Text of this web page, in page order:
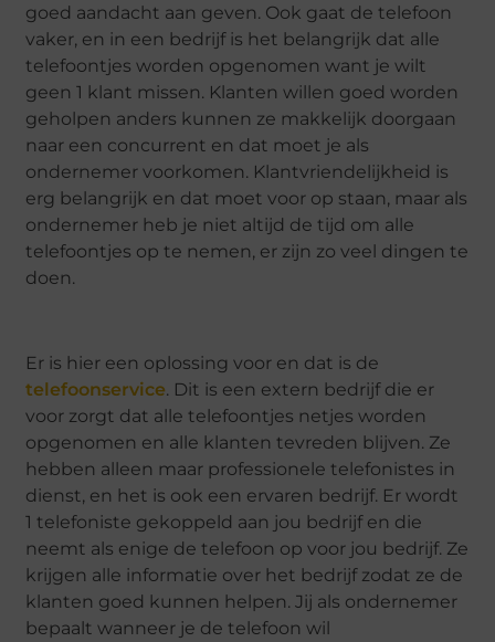
goed aandacht aan geven. Ook gaat de telefoon
vaker, en in een bedrijf is het belangrijk dat alle
telefoontjes worden opgenomen want je wilt
geen 1 klant missen. Klanten willen goed worden
geholpen anders kunnen ze makkelijk doorgaan
naar een concurrent en dat moet je als
ondernemer voorkomen. Klantvriendelijkheid is
erg belangrijk en dat moet voor op staan, maar als
ondernemer heb je niet altijd de tijd om alle
telefoontjes op te nemen, er zijn zo veel dingen te
doen.
Er is hier een oplossing voor en dat is de
telefoonservice. Dit is een extern bedrijf die er
voor zorgt dat alle telefoontjes netjes worden
opgenomen en alle klanten tevreden blijven. Ze
hebben alleen maar professionele telefonistes in
dienst, en het is ook een ervaren bedrijf. Er wordt
1 telefoniste gekoppeld aan jou bedrijf en die
neemt als enige de telefoon op voor jou bedrijf. Ze
krijgen alle informatie over het bedrijf zodat ze de
klanten goed kunnen helpen. Jij als ondernemer
bepaalt wanneer je de telefoon wil